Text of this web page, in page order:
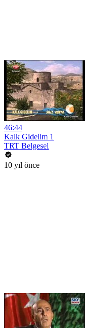
46:44
Kalk Gidelim 1
TRT Belgesel
10 yıl önce